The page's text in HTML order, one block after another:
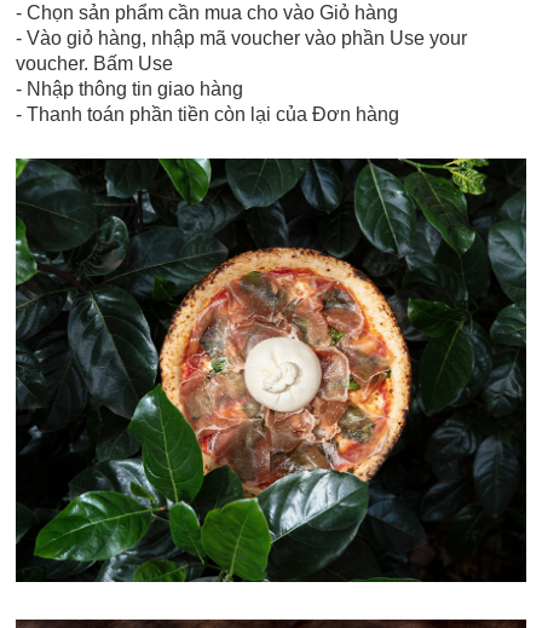
- Chọn sản phẩm cần mua cho vào Giỏ hàng
- Vào giỏ hàng, nhập mã voucher vào phần Use your
voucher. Bấm Use
- Nhập thông tin giao hàng
- Thanh toán phần tiền còn lại của Đơn hàng